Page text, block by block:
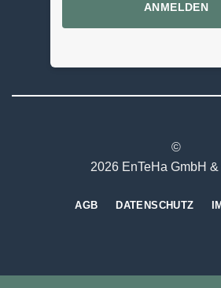
ANMELDEN
©
2026 EnTeHa GmbH
AGB DATENSCHUTZ